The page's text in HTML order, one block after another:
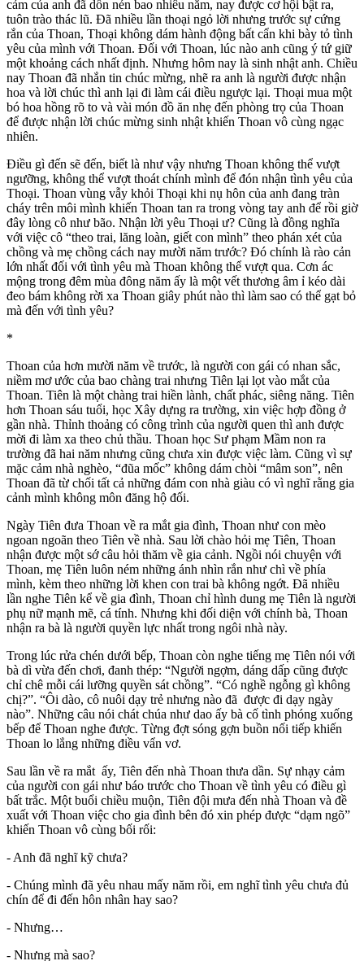
cảm của anh đã dồn nén bao nhiêu năm, nay được cơ hội bật ra,
tuôn trào thác lũ. Đã nhiều lần thoại ngỏ lời nhưng trước sự cứng
rắn của Thoan, Thoại không dám hành động bất cẩn khi bày tỏ tình
yêu của mình với Thoan. Đối với Thoan, lúc nào anh cũng ý tứ giữ
một khoảng cách nhất định. Nhưng hôm nay là sinh nhật anh. Chiều
nay Thoan đã nhắn tin chúc mừng, nhẽ ra anh là người được nhận
hoa và lời chúc thì anh lại đi làm cái điều ngược lại. Thoại mua một
bó hoa hồng rõ to và vài món đồ ăn nhẹ đến phòng trọ của Thoan
để được nhận lời chúc mừng sinh nhật khiến Thoan vô cùng ngạc
nhiên.
Điều gì đến sẽ đến, biết là như vậy nhưng Thoan không thể vượt
ngưỡng, không thể vượt thoát chính mình để đón nhận tình yêu của
Thoại. Thoan vùng vẫy khỏi Thoại khi nụ hôn của anh đang tràn
cháy trên môi mình khiến Thoan tan ra trong vòng tay anh để rồi giờ
đây lòng cô như bão. Nhận lời yêu Thoại ư? Cũng là đồng nghĩa
với việc cô “theo trai, lăng loàn, giết con mình” theo phán xét của
chồng và mẹ chồng cách nay mười năm trước? Đó chính là rào cản
lớn nhất đối với tình yêu mà Thoan không thể vượt qua. Cơn ác
mộng trong đêm mùa đông năm ấy là một vết thương âm ỉ kéo dài
đeo bám không rời xa Thoan giây phút nào thì làm sao có thể gạt bỏ
mà đến với tình yêu?
*
Thoan của hơn mười năm về trước, là người con gái có nhan sắc,
niềm mơ ước của bao chàng trai nhưng Tiên lại lọt vào mắt của
Thoan. Tiên là một chàng trai hiền lành, chất phác, siêng năng. Tiên
hơn Thoan sáu tuổi, học Xây dựng ra trường, xin việc hợp đồng ở
gần nhà. Thỉnh thoảng có công trình của người quen thì anh được
mời đi làm xa theo chủ thầu. Thoan học Sư phạm Mầm non ra
trường đã hai năm nhưng cũng chưa xin được việc làm. Cũng vì sự
mặc cảm nhà nghèo, “đũa mốc” không dám chòi “mâm son”, nên
Thoan đã từ chối tất cả những đám con nhà giàu có vì nghĩ rằng gia
cảnh mình không môn đăng hộ đối.
Ngày Tiên đưa Thoan về ra mắt gia đình, Thoan như con mèo
ngoan ngoãn theo Tiên về nhà. Sau lời chào hỏi mẹ Tiên, Thoan
nhận được một sớ câu hỏi thăm về gia cảnh. Ngồi nói chuyện với
Thoan, mẹ Tiên luôn ném những ánh nhìn rắn như chì về phía
mình, kèm theo những lời khen con trai bà không ngớt. Đã nhiều
lần nghe Tiên kể về gia đình, Thoan chỉ hình dung mẹ Tiên là người
phụ nữ mạnh mẽ, cá tính. Nhưng khi đối diện với chính bà, Thoan
nhận ra bà là người quyền lực nhất trong ngôi nhà này.
Trong lúc rửa chén dưới bếp, Thoan còn nghe tiếng mẹ Tiên nói với
bà dì vừa đến chơi, đanh thép: “Người ngợm, dáng dấp cũng được
chỉ chê mỗi cái lưỡng quyền sát chồng”. “Có nghề ngỗng gì không
chị?”. “Ôi dào, cô nuôi dạy trẻ nhưng nào đã được đi dạy ngày
nào”. Những câu nói chát chúa như dao ấy bà cố tình phóng xuống
bếp để Thoan nghe được. Từng đợt sóng gợn buồn nối tiếp khiến
Thoan lo lắng những điều vẩn vơ.
Sau lần về ra mắt ấy, Tiên đến nhà Thoan thưa dần. Sự nhạ‌y cả‌m
của người con gái như báo trước cho Thoan về tình yêu có điều gì
bất trắc. Một buổi chiều muộn, Tiên đội mưa đến nhà Thoan và đề
xuất với Thoan việc cho gia đình bên đó xin phép được “dạm ngõ”
khiến Thoan vô cùng bối rối:
- Anh đã nghĩ kỹ chưa?
- Chúng mình đã yêu nhau mấy năm rồi, em nghĩ tình yêu chưa đủ
chín để đi đến hôn nhân hay sao?
- Nhưng…
- Nhưng mà sao?